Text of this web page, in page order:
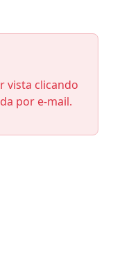
vista clicando
por e-mail.